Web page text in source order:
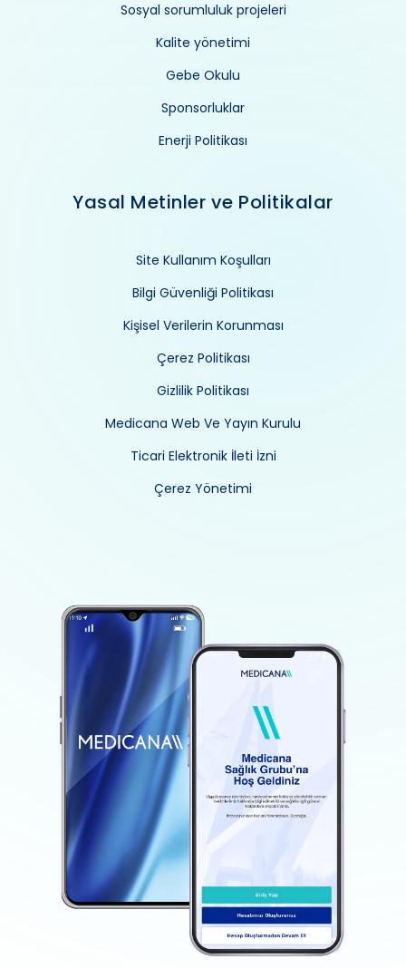
Sosyal sorumluluk projeleri
Kalite yönetimi
Gebe Okulu
Sponsorluklar
Enerji Politikası
Yasal Metinler ve Politikalar
Site Kullanım Koşulları
Bilgi Güvenliği Politikası
Kişisel Verilerin Korunması
Çerez Politikası
Gizlilik Politikası
Medicana Web Ve Yayın Kurulu
Ticari Elektronik İleti İzni
Çerez Yönetimi